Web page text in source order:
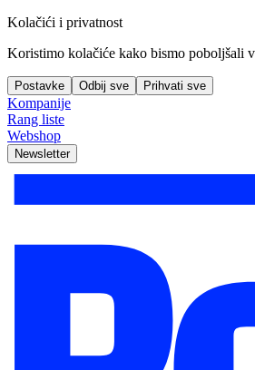
Kolačići i privatnost
Koristimo kolačiće kako bismo poboljšali
Postavke Odbij sve Prihvati sve
Kompanije
Rang liste
Webshop
Newsletter